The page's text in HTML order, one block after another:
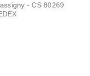
- CS 80269